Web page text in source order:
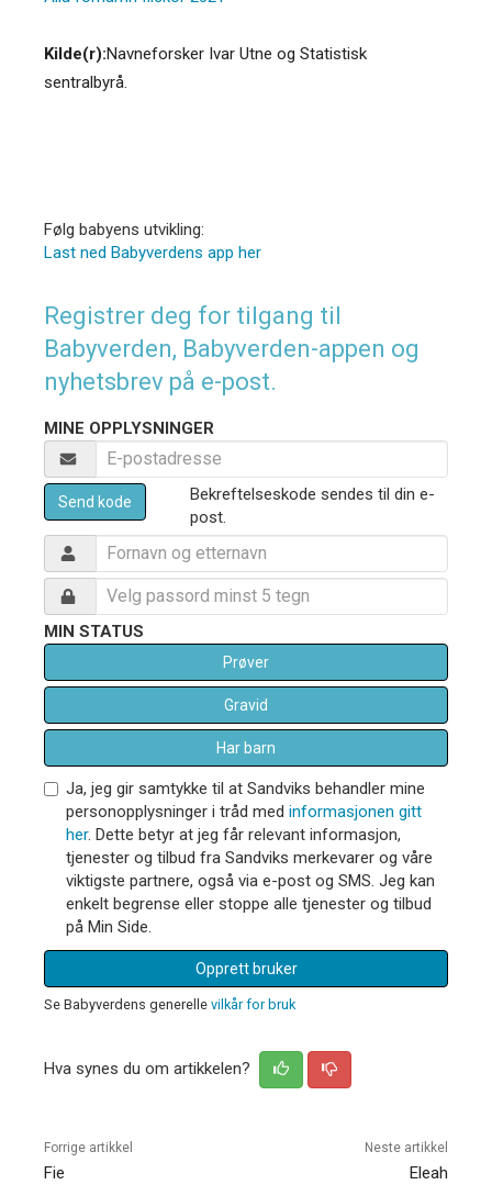
Kilde(r):Navneforsker Ivar Utne og Statistisk
sentralbyrå.
Følg babyens utvikling:
Last ned Babyverdens app her
Registrer deg for tilgang til
Babyverden, Babyverden-appen og
nyhetsbrev på e-post.
MINE OPPLYSNINGER
Send kode
Bekreftelseskode sendes til din e-
post.
MIN STATUS
Prøver
Gravid
Har barn
Ja, jeg gir samtykke til at Sandviks behandler mine
personopplysninger i tråd med informasjonen gitt
her. Dette betyr at jeg får relevant informasjon,
tjenester og tilbud fra Sandviks merkevarer og våre
viktigste partnere, også via e-post og SMS. Jeg kan
enkelt begrense eller stoppe alle tjenester og tilbud
på Min Side.
Opprett bruker
Se Babyverdens generelle vilkår for bruk
Hva synes du om artikkelen?
Forrige artikkel
Fie
Neste artikkel
Eleah